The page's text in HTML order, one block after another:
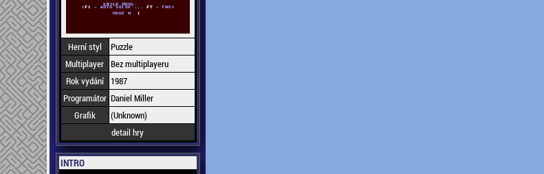
Herní styl
Puzzle
Multiplayer Bez multiplayeru
Rok vydání
1987
Programátor Daniel Miller
Grafik
(Unknown)
detail hry
INTRO